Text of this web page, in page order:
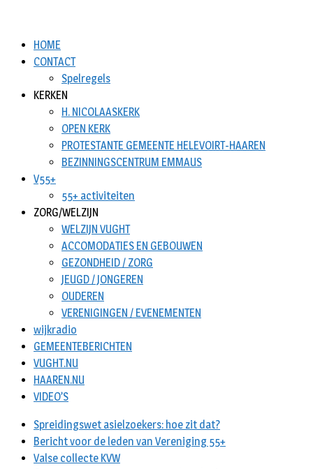
HOME
CONTACT
Spelregels
KERKEN
H. NICOLAASKERK
OPEN KERK
PROTESTANTE GEMEENTE HELEVOIRT-HAAREN
BEZINNINGSCENTRUM EMMAUS
V55+
55+ activiteiten
ZORG/WELZIJN
WELZIJN VUGHT
ACCOMODATIES EN GEBOUWEN
GEZONDHEID / ZORG
JEUGD / JONGEREN
OUDEREN
VERENIGINGEN / EVENEMENTEN
wijkradio
GEMEENTEBERICHTEN
VUGHT.NU
HAAREN.NU
VIDEO’S
Spreidingswet asielzoekers: hoe zit dat?
Bericht voor de leden van Vereniging 55+
Valse collecte KVW